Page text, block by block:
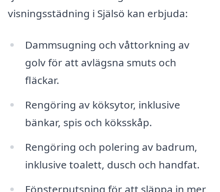
visningsstädning i Själsö kan erbjuda:
Dammsugning och våttorkning av
golv för att avlägsna smuts och
fläckar.
Rengöring av köksytor, inklusive
bänkar, spis och köksskåp.
Rengöring och polering av badrum,
inklusive toalett, dusch och handfat.
Fönsterputsning för att släppa in mer